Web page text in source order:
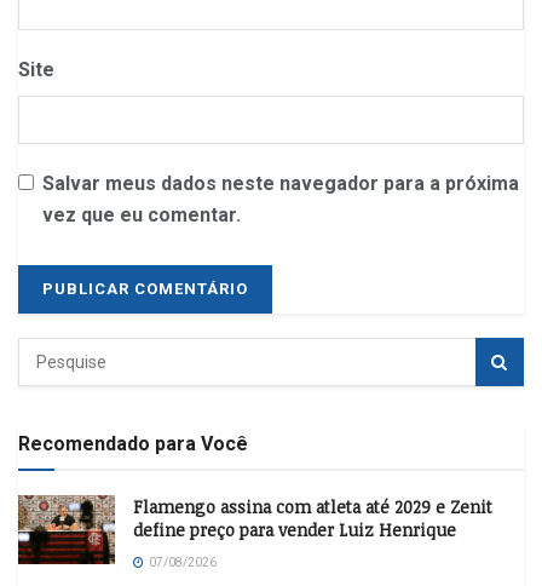
Site
Salvar meus dados neste navegador para a próxima
vez que eu comentar.
Recomendado para Você
Flamengo assina com atleta até 2029 e Zenit
define preço para vender Luiz Henrique
07/08/2026